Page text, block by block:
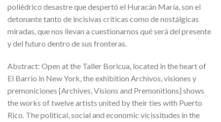
poliédrico desastre que despertó el Huracán María, son el
detonante tanto de incisivas críticas como de nostálgicas
miradas, que nos llevan a cuestionarnos qué será del presente
y del futuro dentro de sus fronteras.
Abstract: Open at the Taller Boricua, located in the heart of
El Barrio in New York, the exhibition Archivos, visiones y
premoniciones [Archives, Visions and Premonitions] shows
the works of twelve artists united by their ties with Puerto
Rico. The political, social and economic vicissitudes in the